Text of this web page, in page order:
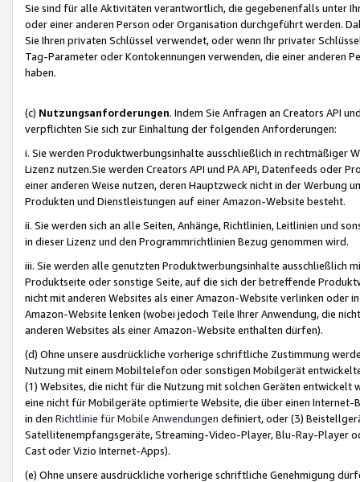
Sie sind für alle Aktivitäten verantwortlich, die gegebenenfalls unter
oder einer anderen Person oder Organisation durchgeführt werden.
Sie Ihren privaten Schlüssel verwendet, oder wenn Ihr privater
Tag-Parameter oder Kontokennungen verwenden, die einer anderen
haben.
(c) Nutzungsanforderungen. Indem Sie Anfragen an Creators API
verpflichten Sie sich zur Einhaltung der folgenden Anforderungen:
i. Sie werden Produktwerbungsinhalte ausschließlich in rechtmäßiger
Lizenz nutzen.Sie werden Creators API und PA API, Datenfeeds oder
einer anderen Weise nutzen, deren Hauptzweck nicht in der Werbung
Produkten und Dienstleistungen auf einer Amazon-Website besteht.
ii. Sie werden sich an alle Seiten, Anhänge, Richtlinien, Leitlinien und
in dieser Lizenz und den Programmrichtlinien Bezug genommen wird.
iii. Sie werden alle genutzten Produktwerbungsinhalte ausschließlich
Produktseite oder sonstige Seite, auf die sich der betreffende
nicht mit anderen Websites als einer Amazon-Website verlinken oder
Amazon-Website lenken (wobei jedoch Teile Ihrer Anwendung, die
anderen Websites als einer Amazon-Website enthalten dürfen).
(d) Ohne unsere ausdrückliche vorherige schriftliche Zustimmung
Nutzung mit einem Mobiltelefon oder sonstigen Mobilgerät
(1) Websites, die nicht für die Nutzung mit solchen Geräten
eine nicht für Mobilgeräte optimierte Website, die über einen
in den Richtlinie für Mobile Anwendungen definiert, oder (3)
Satellitenempfangsgeräte, Streaming-Video-Player, Blu-Ray-Player
Cast oder Vizio Internet-Apps).
(e) Ohne unsere ausdrückliche vorherige schriftliche Genehmigung